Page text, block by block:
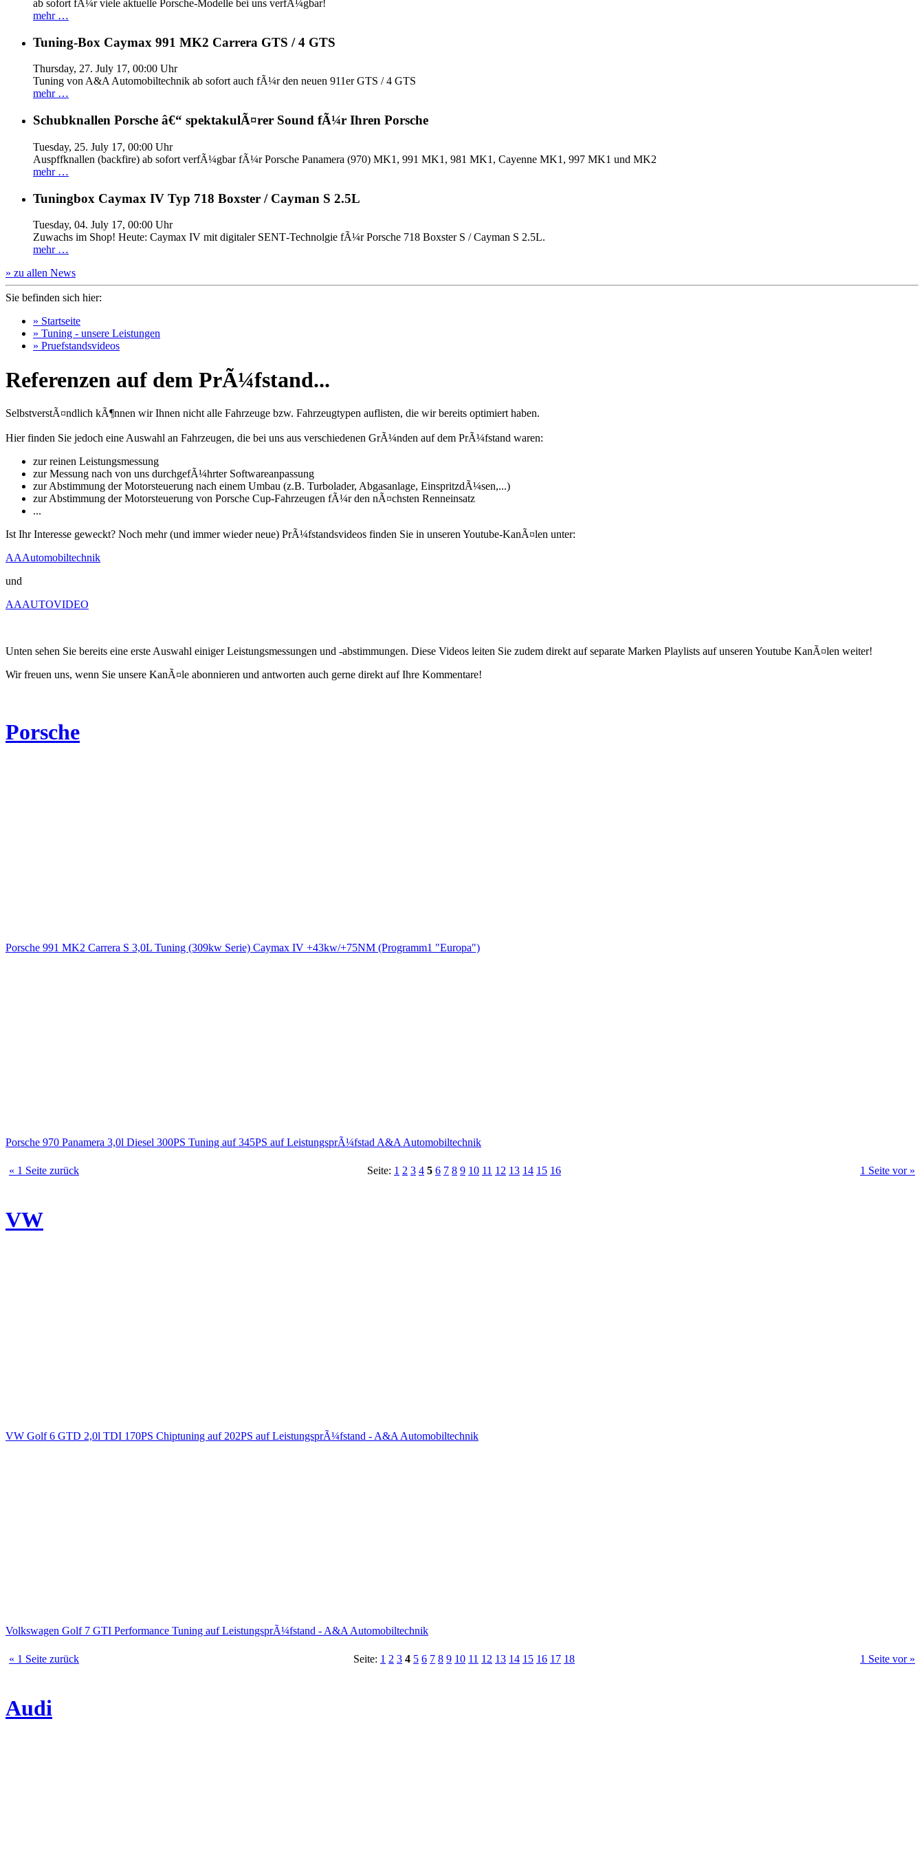
ab sofort fÃ¼r viele aktuelle Porsche-Modelle bei uns verfÃ¼gbar!
mehr …
Tuning-Box Caymax 991 MK2 Carrera GTS / 4 GTS
Thursday, 27. July 17, 00:00 Uhr
Tuning von A&A Automobiltechnik ab sofort auch fÃ¼r den neuen 911er GTS / 4 GTS
mehr …
Schubknallen Porsche â€“ spektakulÃ¤rer Sound fÃ¼r Ihren Porsche
Tuesday, 25. July 17, 00:00 Uhr
Auspffknallen (backfire) ab sofort verfÃ¼gbar fÃ¼r Porsche Panamera (970) MK1, 991 MK1, 981 MK1, Cayenne MK1, 997 MK1 und MK2
mehr …
Tuningbox Caymax IV Typ 718 Boxster / Cayman S 2.5L
Tuesday, 04. July 17, 00:00 Uhr
Zuwachs im Shop! Heute: Caymax IV mit digitaler SENT‐Technolgie fÃ¼r Porsche 718 Boxster S / Cayman S 2.5L.
mehr …
» zu allen News
Sie befinden sich hier:
» Startseite
» Tuning - unsere Leistungen
» Pruefstandsvideos
Referenzen auf dem PrÃ¼fstand...
SelbstverstÃ¤ndlich kÃ¶nnen wir Ihnen nicht alle Fahrzeuge bzw. Fahrzeugtypen auflisten, die wir bereits optimiert haben.
Hier finden Sie jedoch eine Auswahl an Fahrzeugen, die bei uns aus verschiedenen GrÃ¼nden auf dem PrÃ¼fstand waren:
zur reinen Leistungsmessung
zur Messung nach von uns durchgefÃ¼hrter Softwareanpassung
zur Abstimmung der Motorsteuerung nach einem Umbau (z.B. Turbolader, Abgasanlage, EinspritzdÃ¼sen,...)
zur Abstimmung der Motorsteuerung von Porsche Cup-Fahrzeugen fÃ¼r den nÃ¤chsten Renneinsatz
...
Ist Ihr Interesse geweckt? Noch mehr (und immer wieder neue) PrÃ¼fstandsvideos finden Sie in unseren Youtube-KanÃ¤len unter:
AAAutomobiltechnik
und
AAAUTOVIDEO
Unten sehen Sie bereits eine erste Auswahl einiger Leistungsmessungen und -abstimmungen. Diese Videos leiten Sie zudem direkt auf separate Marken Playlists auf unseren Youtube KanÃ¤len weiter!
Wir freuen uns, wenn Sie unsere KanÃ¤le abonnieren und antworten auch gerne direkt auf Ihre Kommentare!
Porsche
Porsche 991 MK2 Carrera S 3,0L Tuning (309kw Serie) Caymax IV +43kw/+75NM (Programm1 "Europa")
Porsche 970 Panamera 3,0l Diesel 300PS Tuning auf 345PS auf LeistungsprÃ¼fstad A&A Automobiltechnik
« 1 Seite zurück Seite: 1 2 3 4 5 6 7 8 9 10 11 12 13 14 15 16 1 Seite vor »
VW
VW Golf 6 GTD 2,0l TDI 170PS Chiptuning auf 202PS auf LeistungsprÃ¼fstand - A&A Automobiltechnik
Volkswagen Golf 7 GTI Performance Tuning auf LeistungsprÃ¼fstand - A&A Automobiltechnik
« 1 Seite zurück Seite: 1 2 3 4 5 6 7 8 9 10 11 12 13 14 15 16 17 18 1 Seite vor »
Audi